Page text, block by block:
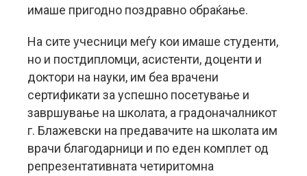
имаше пригодно поздравно обраќање.
На сите учесници меѓу кои имаше студенти,
но и постдипломци, асистенти, доценти и
доктори на науки, им беа врачени
сертификати за успешно посетување и
завршување на школата, а градоначалникот
г. Блажевски на предавачите на школата им
врачи благодарници и по еден комплет од
репрезентативната четиритомна